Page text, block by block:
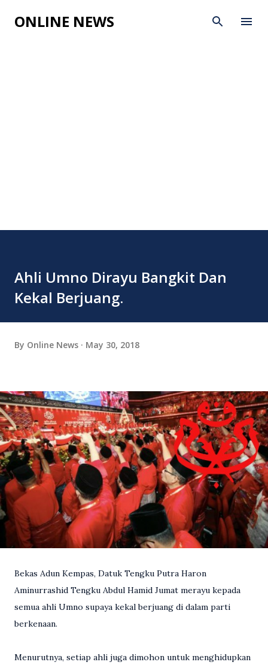
Skip to main content
ONLINE NEWS
Ahli Umno Dirayu Bangkit Dan
Kekal Berjuang.
By Online News May 30, 2018
Bekas Adun Kempas, Datuk Tengku Putra Haron
Aminurrashid Tengku Abdul Hamid Jumat merayu kepada
semua ahli Umno supaya kekal berjuang di dalam parti
berkenaan.
Menurutnya, setiap ahli juga dimohon untuk menghidupkan